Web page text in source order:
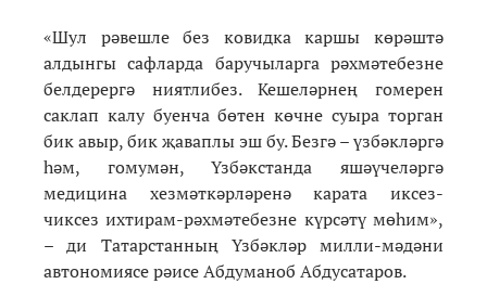
«Шул рәвешле без ковидка каршы көрәштә
алдынгы сафларда баручыларга рәхмәтебезне
белдерергә ниятлибез. Кешеләрнең гомерен
саклап калу буенча бөтен көчне суыра торган
бик авыр, бик җаваплы эш бу. Безгә – үзбәкләргә
һәм, гомумән, Үзбәкстанда яшәүчеләргә
медицина хезмәткәрләренә карата иксез-
чиксез ихтирам-рәхмәтебезне күрсәтү мөһим»,
– ди Татарстанның Үзбәкләр милли-мәдәни
автономиясе рәисе Абдуманоб Абдусатаров.